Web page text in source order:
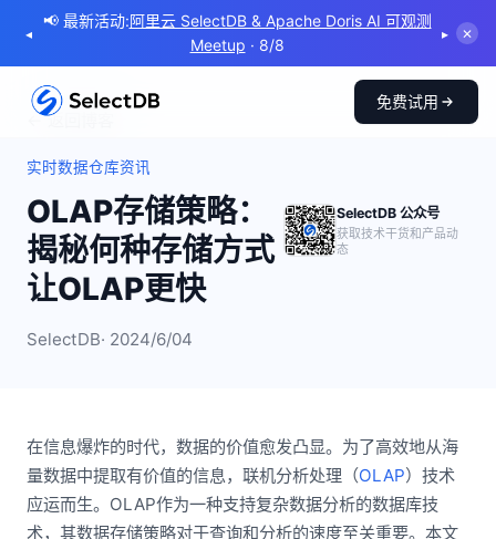
◂
📢 最新活动:阿里云 SelectDB & Apache Doris AI 可观测
Meetup · 8/8
▸ ✕
免费试用
← 返回博客
实时数据仓库资讯
OLAP存储策略：
揭秘何种存储方式
让OLAP更快
SelectDB· 2024/6/04
SelectDB 公众号
获取技术干货和产品动
态
在信息爆炸的时代，数据的价值愈发凸显。为了高效地从海
量数据中提取有价值的信息，联机分析处理（OLAP）技术
应运而生。OLAP作为一种支持复杂数据分析的数据库技
术，其数据存储策略对于查询和分析的速度至关重要。本文